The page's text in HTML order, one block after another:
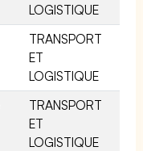
LOGISTIQUE
TRANSPORT
ET
LOGISTIQUE
TRANSPORT
ET
LOGISTIQUE